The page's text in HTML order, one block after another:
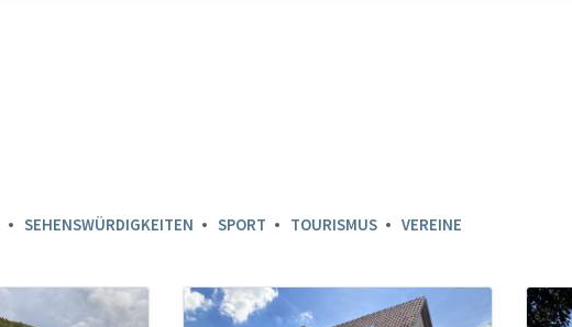
SEHENSWÜRDIGKEITEN SPORT TOURISMUS VEREINE